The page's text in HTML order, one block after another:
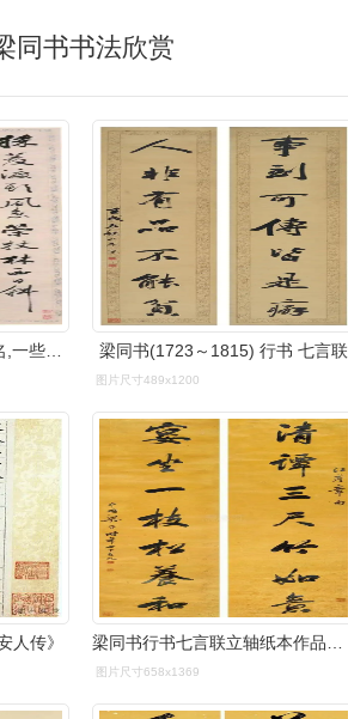
同书书法欣赏
梁同书书法在当时非常有名,一些国外(日本,朝鲜,琉球)的人都很欣赏,以 梁同书(1723～1815) 行书 七言联
图片尺寸489x1200
人传》
图片尺寸658x1369